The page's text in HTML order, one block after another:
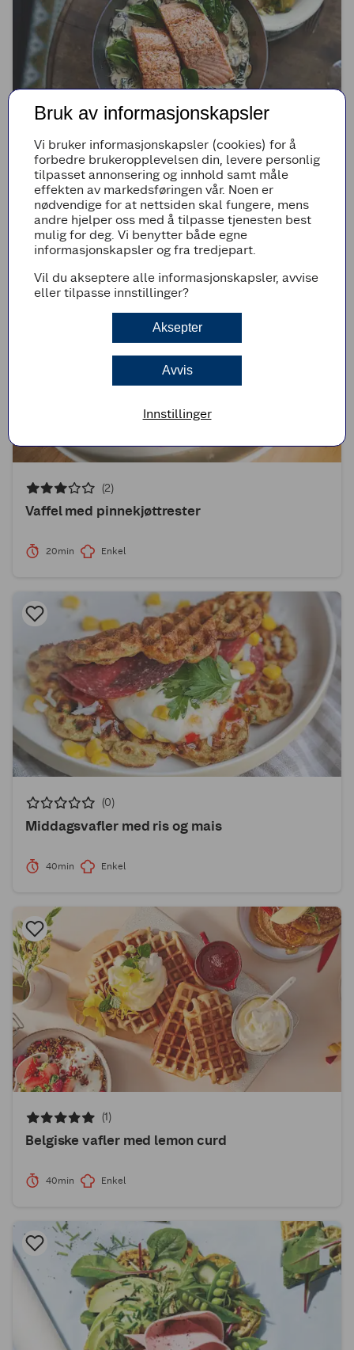
(1)
Pannestekt laks i kremet sopp- og spinatsaus
35min Enkel
(2)
Vaffel med pinnekjøttrester
20min Enkel
(0)
Middagsvafler med ris og mais
40min Enkel
(1)
Belgiske vafler med lemon curd
40min Enkel
Bruk av informasjonskapsler
Vi bruker informasjonskapsler (cookies) for å
forbedre brukeropplevelsen din, levere personlig
tilpasset annonsering og innhold samt måle
effekten av markedsføringen vår. Noen er
nødvendige for at nettsiden skal fungere, mens
andre hjelper oss med å tilpasse tjenesten best
mulig for deg. Vi benytter både egne
informasjonskapsler og fra tredjepart.
Vil du akseptere alle informasjonskapsler, avvise
eller tilpasse innstillinger?
Aksepter
Avvis
Innstillinger